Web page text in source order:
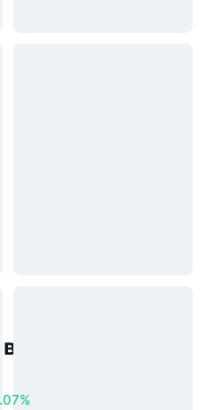
от реалния